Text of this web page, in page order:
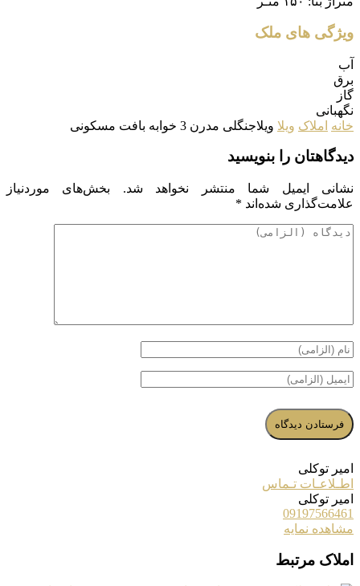
ویژگی های ملک
آب
برق
گاز
نگهبانی
خانه املاک ویلا ویلاجنگلی مدرن 3 خوابه بافت مسکونی
دیدگاهتان را بنویسید
نشانی ایمیل شما منتشر نخواهد شد.
بخش‌های موردنیاز
علامت‌گذاری شده‌اند *
امیر توکلی
اطـلاعـات تـماس
امیر توکلی
09197566461
مشاهده نمایه
املاک مرتبط